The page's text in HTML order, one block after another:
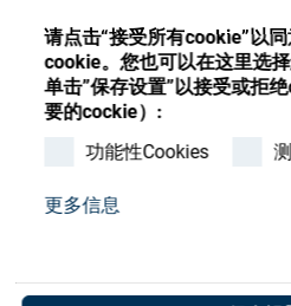
请点击“接受所有cookie”以
cookie。您也可以在这里选
单击”保存设置”以接受或拒
要的cockie）:
功能性Cookies
更多信息
加入我们
Store
注册